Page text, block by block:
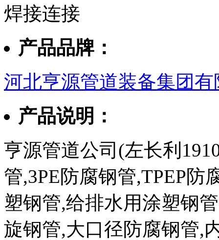
焊接连接
产品品牌：
河北亨源管道装备集团有
产品说明：
亨源管道公司(左长利
管,3PE防腐钢管,TPEP
塑钢管,给排水用涂塑钢
旋钢管,大口径防腐钢管,